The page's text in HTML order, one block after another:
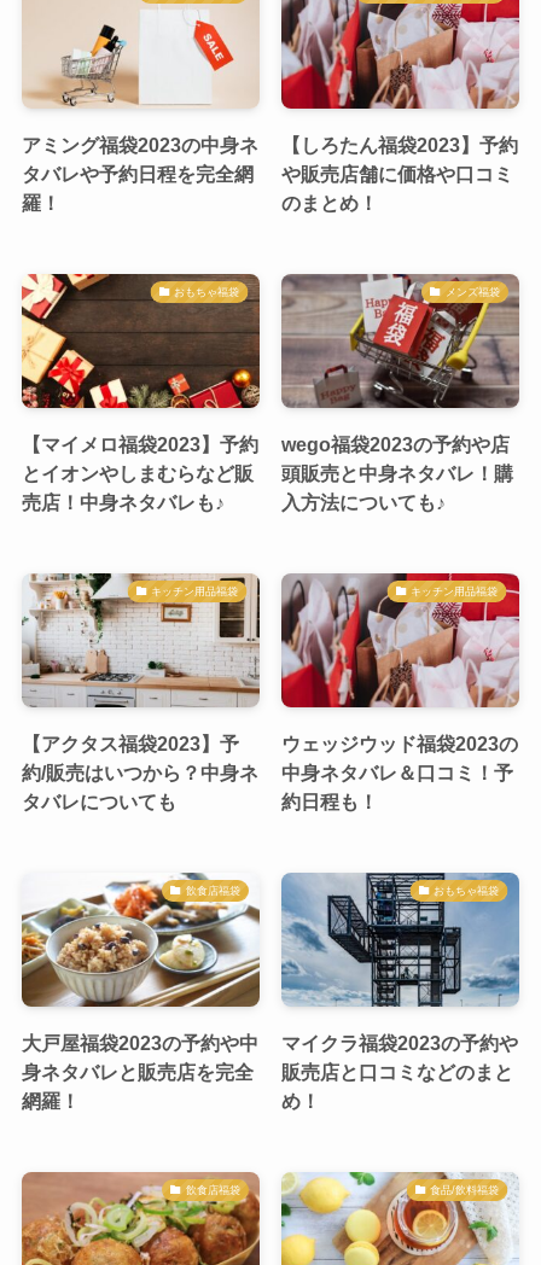
アミング福袋2023の中身ネ
タバレや予約日程を完全網
羅！
【しろたん福袋2023】予約
や販売店舗に価格や口コミ
のまとめ！
おもちゃ福袋
【マイメロ福袋2023】予約
とイオンやしまむらなど販
売店！中身ネタバレも♪
メンズ福袋
wego福袋2023の予約や店
頭販売と中身ネタバレ！購
入方法についても♪
キッチン用品福袋
【アクタス福袋2023】予
約/販売はいつから？中身ネ
タバレについても
キッチン用品福袋
ウェッジウッド福袋2023の
中身ネタバレ＆口コミ！予
約日程も！
飲食店福袋
大戸屋福袋2023の予約や中
身ネタバレと販売店を完全
網羅！
おもちゃ福袋
マイクラ福袋2023の予約や
販売店と口コミなどのまと
め！
飲食店福袋 食品/飲料福袋